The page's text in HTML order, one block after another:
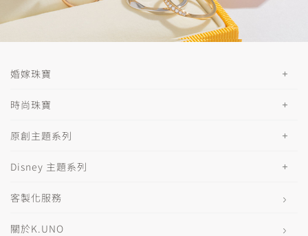
婚嫁珠寶
時尚珠寶
原創主題系列
Disney 主題系列
客製化服務
關於K.UNO